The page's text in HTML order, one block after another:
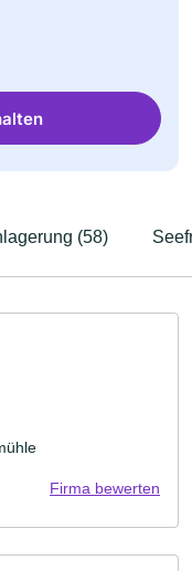
(58)
Firma bewerten